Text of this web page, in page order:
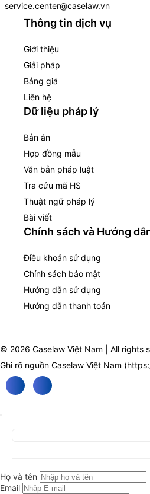
service.center@caselaw.vn
Thông tin dịch vụ
Giới thiệu
Giải pháp
Bảng giá
Liên hệ
Dữ liệu pháp lý
Bản án
Hợp đồng mẫu
Văn bản pháp luật
Tra cứu mã HS
Thuật ngữ pháp lý
Bài viết
Chính sách và Hướng
Điều khoản sử dụng
Chính sách bảo mật
Hướng dẫn sử dụng
Hướng dẫn thanh toán
© 2026 Caselaw Việt Nam | All rights
Ghi rõ nguồn Caselaw Việt Nam (
Họ và tên
Email